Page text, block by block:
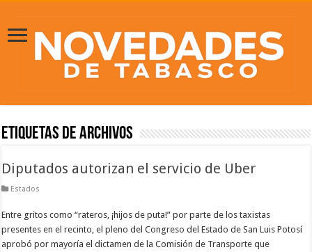
Etiquetas de Archivos
Diputados autorizan el servicio de Uber
Estados
Entre gritos como “rateros, ¡hijos de puta!” por parte de los taxistas
presentes en el recinto, el pleno del Congreso del Estado de San Luis Potosí
aprobó por mayoría el dictamen de la Comisión de Transporte que